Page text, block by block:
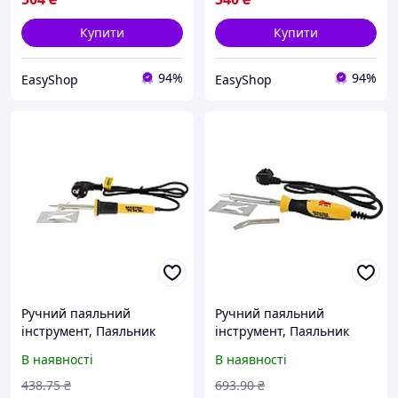
Купити
EasyShop 94%
Купити
EasyShop 94%
Ручний паяльний
інструмент, Паяльник
MASTERTOOL 30 Вт
220V/50Hz 280°С 44-0006,
В наявності
438.75 ₴
Ручний паяльний
інструмент, Паяльник
MASTERTOOL 30-60 Вт
220V/50Hz 400°С
В наявності
693.90 ₴